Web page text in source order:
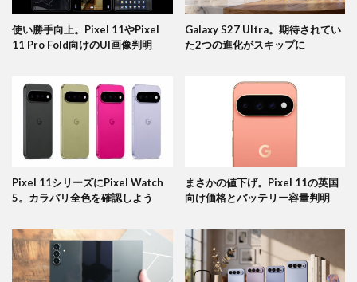
使い勝手向上。Pixel 11やPixel
11 Pro Fold向けのUI画像判明
Galaxy S27 Ultra。期待されてい
た2つの進化がスキップに
Pixel 11シリーズにPixel Watch
5。カラバリ全色を確認しよう
まさかの値下げ。Pixel 11の英国
向け価格とバッテリー容量判明